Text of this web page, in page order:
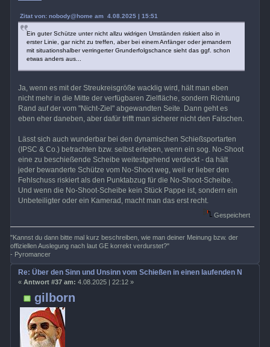
Zitat von: nobody@home am 4.08.2025 | 15:51
Ein guter Schütze unter nicht allzu widrigen Umständen riskiert also in
erster Linie, gar nicht zu treffen, aber bei einem Anfänger oder jemandem
mit situationshalber verringerter Grunderfolgschance sieht das ggf. schon
etwas anders aus...
Ja, wenn es mit der Streukreisgröße wacklig wird, hält man eben
nicht mehr in die Mitte der verfügbaren Zielfläche, sondern Richtung
Rand auf der vom "Nicht-Ziel" abgewandten Seite. Dann geht es
eben eher daneben, aber dafür trifft man sicherer nicht den Falschen.
Lässt sich auch wunderbar bei den dynamischen Schießsportarten
(IPSC & Co.) betrachten bzw. selbst erleben, wenn ein sog. No-Shoot
eine zu beschießende Scheibe weitestgehend verdeckt - da hält
jeder bewanderte Schütze vom No-Shoot weg, weil er lieber den
Fehlschuss riskiert als den Punktabzug für die No-Shoot-Scheibe.
Und wenn die No-Shoot-Scheibe kein Stück Pappe ist, sondern ein
Unbeteiligter oder ein Kamerad, macht man das erst recht.
Gespeichert
"Kannst du dann bitte mal kurz beschreiben, wie man deiner Meinung bzw. der
offiziellen Auslegung nach laut GE korrekt verdurstet?"
- Pyromancer
gilborn
Re: Über den Sinn und Unsinn vom Schießen in einen laufenden
« Antwort #37 am: 4.08.2025 | 22:12 »